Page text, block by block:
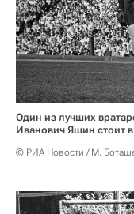
Один из лучших
Иванович Яшин стоит
© РИА Новости / М.